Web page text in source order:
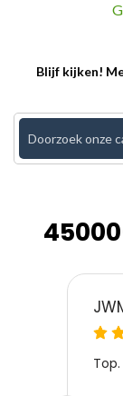
Blijf kijken!